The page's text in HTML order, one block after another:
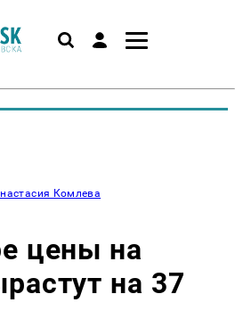
Комлева
цены на
на 37